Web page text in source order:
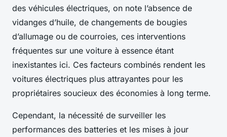
des véhicules électriques, on note l’absence de
vidanges d’huile, de changements de bougies
d’allumage ou de courroies, ces interventions
fréquentes sur une voiture à essence étant
inexistantes ici. Ces facteurs combinés rendent les
voitures électriques plus attrayantes pour les
propriétaires soucieux des économies à long terme.
Cependant, la nécessité de surveiller les
performances des batteries et les mises à jour